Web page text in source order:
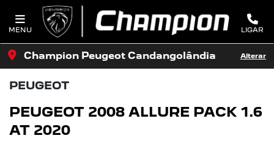
MENU LIGAR
Champion Peugeot Candangolândia Alterar
PEUGEOT
PEUGEOT 2008 ALLURE PACK 1.6
AT 2020